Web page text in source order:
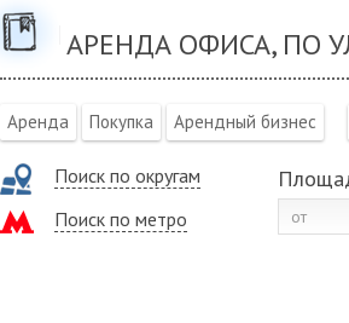
АРЕНДА ОФИСА, ПО
Аренда Покупка Арендный бизнес
Поиск по округам
Поиск по метро